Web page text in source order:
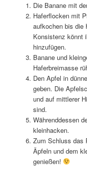
Die Banane mit
Haferflocken mit
aufkochen bis die
Konsistenz könnt
hinzufügen.
Banane und
Haferbreimasse
Den Apfel in
geben. Die
und auf mittlerer
sind.
Währenddessen
kleinhacken.
Zum Schluss das
Äpfeln und dem
genießen!